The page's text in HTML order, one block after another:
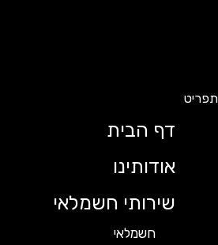
דף הבית
אודותינו
שירותי חשמלאי
חשמלאי